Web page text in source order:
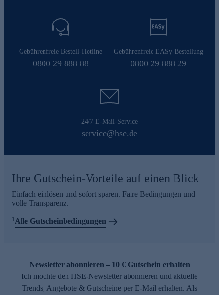
Gebührenfreie Bestell-Hotline
0800 29 888 88
Gebührenfreie EASy-Bestellung
0800 29 888 29
24/7 E-Mail-Service
service@hse.de
Ihre Gutschein-Vorteile auf einen Blick
Einfach einlösen und sofort sparen. Faire Bedingungen und
volle Transparenz.
1Alle Gutscheinbedingungen
Newsletter abonnieren – 10 € Gutschein erhalten
Ich möchte den HSE-Newsletter abonnieren und aktuelle
Trends, Angebote & Gutscheine per E-Mail erhalten. Als